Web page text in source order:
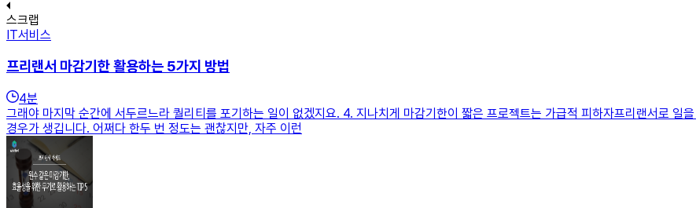
스크랩
IT서비스
프리랜서 마감기한 활용하는 5가지 방법
4분
그래야 마지막 순간에 서두르느라 퀄리티를 포기하는 일이 없겠지요. 4. 지나치게 마감기한이 짧은 프로젝트는 가급적 피하자프리랜서로 일
경우가 생깁니다. 어쩌다 한두 번 정도는 괜찮지만, 자주 이런